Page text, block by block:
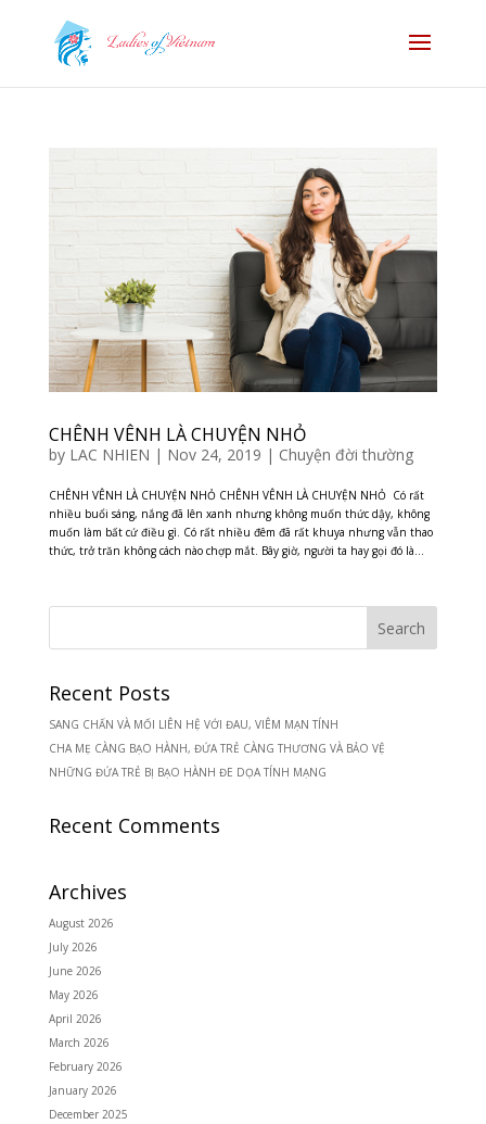
CHÊNH VÊNH LÀ CHUYỆN NHỎ
by LAC NHIEN | Nov 24, 2019 | Chuyện đời thường
CHÊNH VÊNH LÀ CHUYỆN NHỎ CHÊNH VÊNH LÀ CHUYỆN NHỎ Có rất
nhiều buổi sáng, nắng đã lên xanh nhưng không muốn thức dậy, không
muốn làm bất cứ điều gì. Có rất nhiều đêm đã rất khuya nhưng vẫn thao
thức, trở trăn không cách nào chợp mắt. Bây giờ, người ta hay gọi đó là...
Recent Posts
SANG CHẤN VÀ MỐI LIÊN HỆ VỚI ĐAU, VIÊM MẠN TÍNH
CHA MẸ CÀNG BẠO HÀNH, ĐỨA TRẺ CÀNG THƯƠNG VÀ BẢO VỆ
NHỮNG ĐỨA TRẺ BỊ BẠO HÀNH ĐE DỌA TÍNH MẠNG
Recent Comments
Archives
August 2026
July 2026
June 2026
May 2026
April 2026
March 2026
February 2026
January 2026
December 2025